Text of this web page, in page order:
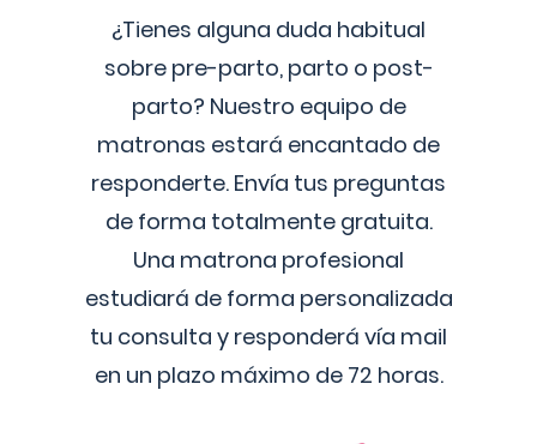
¿Tienes alguna duda habitual
sobre pre-parto, parto o post-
parto? Nuestro equipo de
matronas estará encantado de
responderte. Envía tus preguntas
de forma totalmente gratuita.
Una matrona profesional
estudiará de forma personalizada
tu consulta y responderá vía mail
en un plazo máximo de 72 horas.